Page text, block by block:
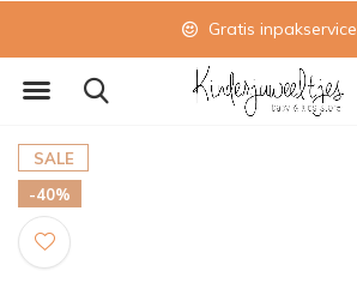
Gratis inpakservice
SALE
-40%